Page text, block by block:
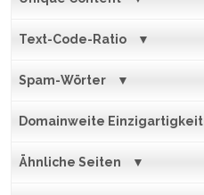
Text-Code-Ratio
Spam-Wörter
Domainweite Einzigartigkeit
Ähnliche Seiten